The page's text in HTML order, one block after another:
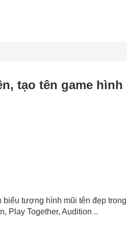
tạo tên game hình
biểu tượng hình mũi tên đẹp
Play Together, Audition ..